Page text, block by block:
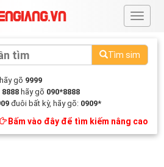
#
Tìm sim
gõ 9999
8888 hãy gõ 090*8888
đuôi bất kỳ, hãy gõ: 0909*
Bấm vào đây để tìm kiếm nâng cao